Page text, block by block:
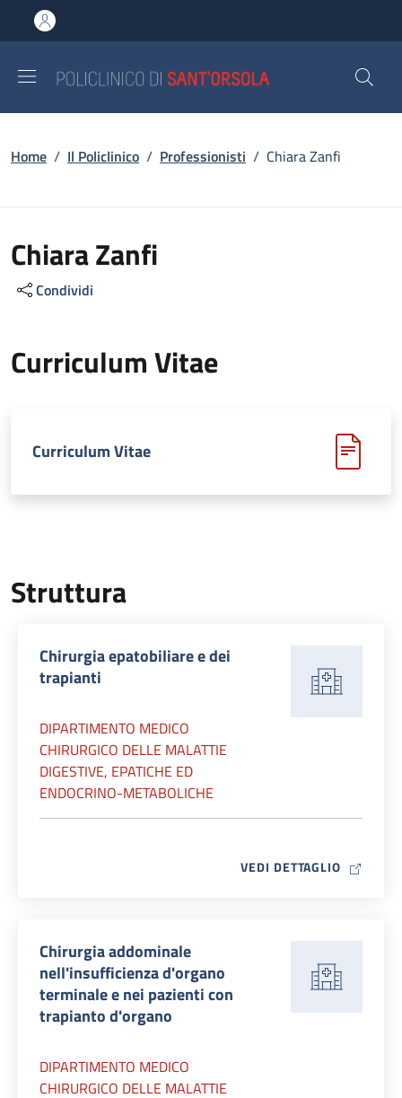
al contenuto principale
to footer content
Briciole di pane
Home / Il Policlinico / Professionisti / Chiara Zanfi
Chiara Zanfi
Condividi
Curriculum Vitae
Curriculum Vitae
Struttura
Chirurgia epatobiliare e dei
trapianti
DIPARTIMENTO MEDICO
CHIRURGICO DELLE MALATTIE
DIGESTIVE, EPATICHE ED
ENDOCRINO-METABOLICHE
VEDI DETTAGLIO MAP ICON
Chirurgia addominale
nell'insufficienza d'organo
terminale e nei pazienti con
trapianto d'organo
DIPARTIMENTO MEDICO
CHIRURGICO DELLE MALATTIE